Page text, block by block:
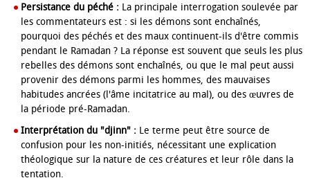
Persistance du péché : La principale interrogation soulevée par
les commentateurs est : si les démons sont enchaînés,
pourquoi des péchés et des maux continuent-ils d'être commis
pendant le Ramadan ? La réponse est souvent que seuls les plus
rebelles des démons sont enchaînés, ou que le mal peut aussi
provenir des démons parmi les hommes, des mauvaises
habitudes ancrées (l'âme incitatrice au mal), ou des œuvres de
la période pré-Ramadan.
Interprétation du "djinn" : Le terme peut être source de
confusion pour les non-initiés, nécessitant une explication
théologique sur la nature de ces créatures et leur rôle dans la
tentation.